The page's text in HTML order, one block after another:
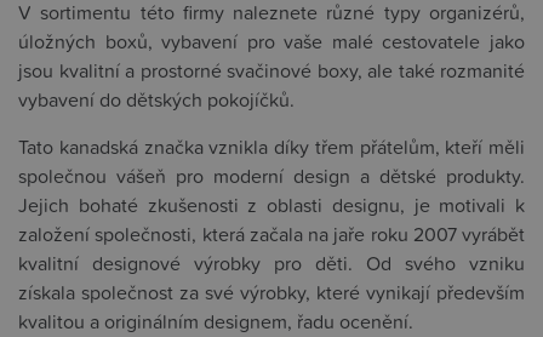
V sortimentu této firmy naleznete různé typy organizérů,
úložných boxů, vybavení pro vaše malé cestovatele jako
jsou kvalitní a prostorné svačinové boxy, ale také rozmanité
vybavení do dětských pokojíčků.
Tato kanadská značka vznikla díky třem přátelům, kteří měli
společnou vášeň pro moderní design a dětské produkty.
Jejich bohaté zkušenosti z oblasti designu, je motivali k
založení společnosti, která začala na jaře roku 2007 vyrábět
kvalitní designové výrobky pro děti. Od svého vzniku
získala společnost za své výrobky, které vynikají především
kvalitou a originálním designem, řadu ocenění.